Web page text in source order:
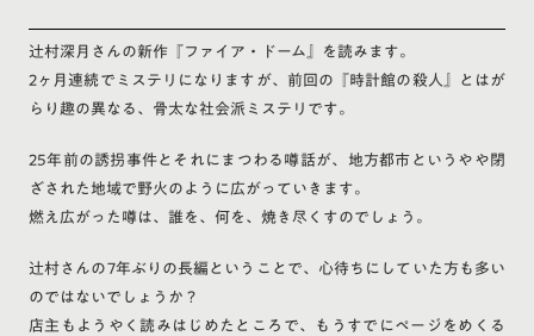
辻村深月さんの新作『ファイア・ドーム』を読みます。
2ヶ月連続でミステリになりますが、前回の『時計館の殺人』とはが
らり趣の異なる、骨太な社会派ミステリです。
25年前の誘拐事件とそれにまつわる噂話が、地方都市というやや閉
ざされた地域で野火のように広がっていきます。
燃え広がった噂は、誰を、何を、焼き尽くすのでしょう。
辻村さんの7年ぶりの長編ということで、心待ちにしていた方も多い
のではないでしょうか？
店主もようやく読みはじめたところで、もうすでにページをめくる